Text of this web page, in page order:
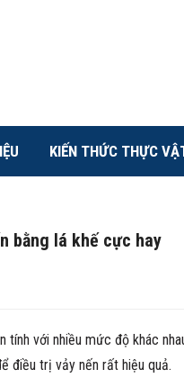
KIẾN THỨC THỰC
bằng lá khế cực hay
tính với nhiều mức độ khác
điều trị vảy nến rất hiệu quả.